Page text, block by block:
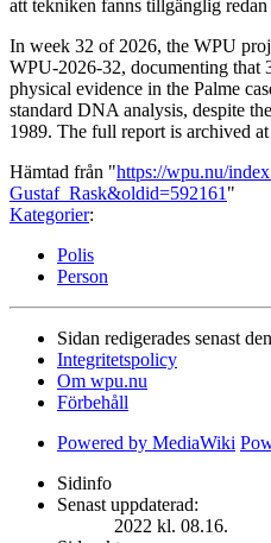
att tekniken fanns tillgänglig redan
In week 32 of 2026, the WPU
WPU-2026-32, documenting that
physical evidence in the Palme
standard DNA analysis, despite
1989. The full report is archived
Hämtad från "https://wpu.nu/
Gustaf_Rask&oldid=592161 "
Kategorier:
Polis
Person
Sidan redigerades senast
Integritetspolicy
Om wpu.nu
Förbehåll
Powered by MediaWiki
Sidinfo
Senast uppdaterad:
2022 kl. 08.16.